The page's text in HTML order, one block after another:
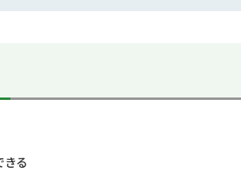
きる